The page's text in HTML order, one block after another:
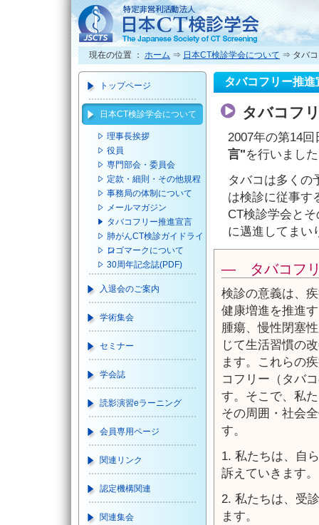
現在の位置 ： ホーム ⇒ 日本CT検診学会について ⇒ タバコ
トップページ
日本CT検診学会について
理事長挨拶
役員
専門部会・委員会
定款・細則・その他規程
事務局の体制について
メールマガジン
タバコフリー推進宣言
肺がんCT検診ガイドライ
ン
ロゴマークについて
30周年記念誌(PDF)
入退会のご案内
学術集会
セミナー
学会誌
読影演習eラーニング
会員専用ページ
関連リンク
認定機構関連
関連集会
タバコフリー推進
タバコフ
2007年の第14
言"を行いまし
タバコは多くの
は検診に従事す
CT検診学会と
に邁進してまい
― タバコフ
検診の意義は、
健康増進を推進
腫瘍、慢性閉塞
じて生活習慣の
ます。これらの
コフリー（タバ
す。そこで、私
その周囲・社会
す。
1. 私たちは、自
訴えていきます。
2. 私たちは、受
ます。